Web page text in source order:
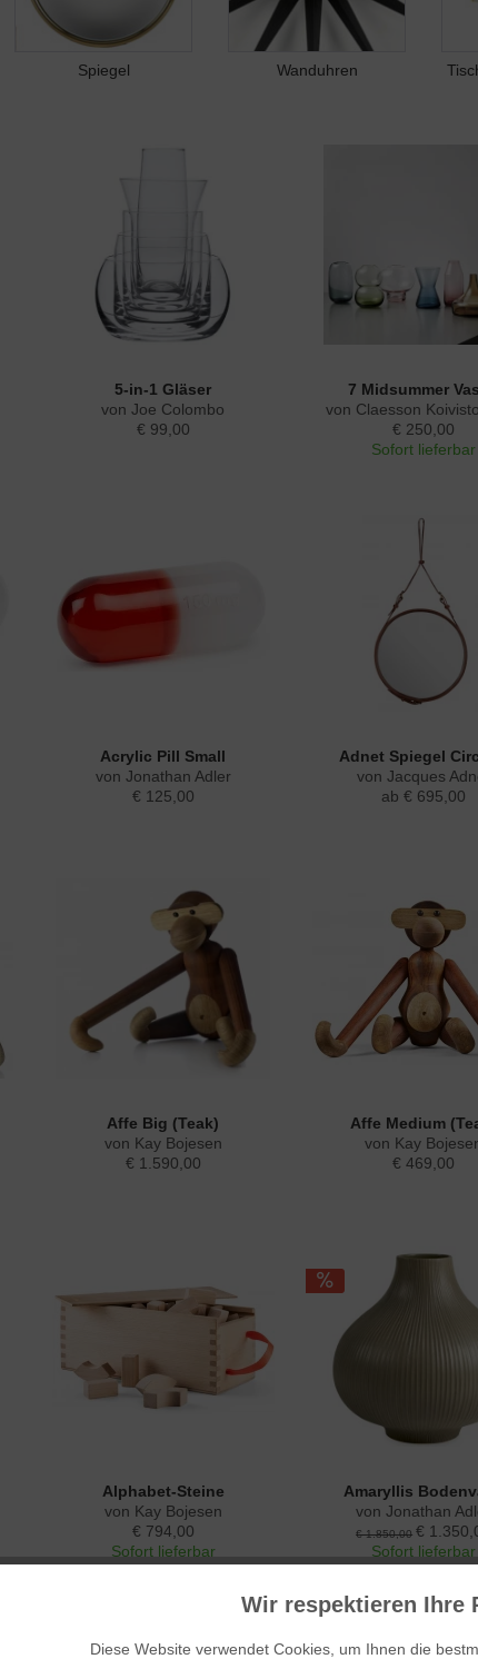
Spiegel Wanduhren
5-in-1 Gläser
von Joe Colombo
€ 99,00
7 Midsummer
von Claesson
€ 250,00
Sofort lieferbar
Acrylic Pill Small
von Jonathan Adler
€ 125,00
Adnet Spiegel
von Jacques
ab € 695,00
Affe Big (Teak)
von Kay Bojesen
€ 1.590,00
Affe Medium
von Kay
€ 469,00
Alphabet-Steine
von Kay Bojesen
€ 794,00
Sofort lieferbar
Amaryllis
von Jonathan
€ 1.850,00 €
Sofort lieferbar
Wir respektieren Ihre
Diese Website verwendet Cookies, um Ihnen die